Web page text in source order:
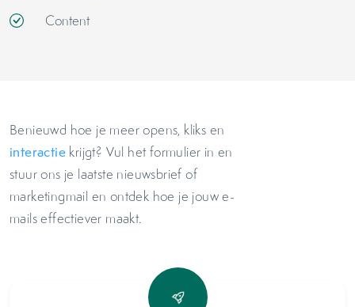
Content
Benieuwd hoe je meer opens, kliks en
interactie krijgt? Vul het formulier in en
stuur ons je laatste nieuwsbrief of
marketingmail en ontdek hoe je jouw e-
mails effectiever maakt.